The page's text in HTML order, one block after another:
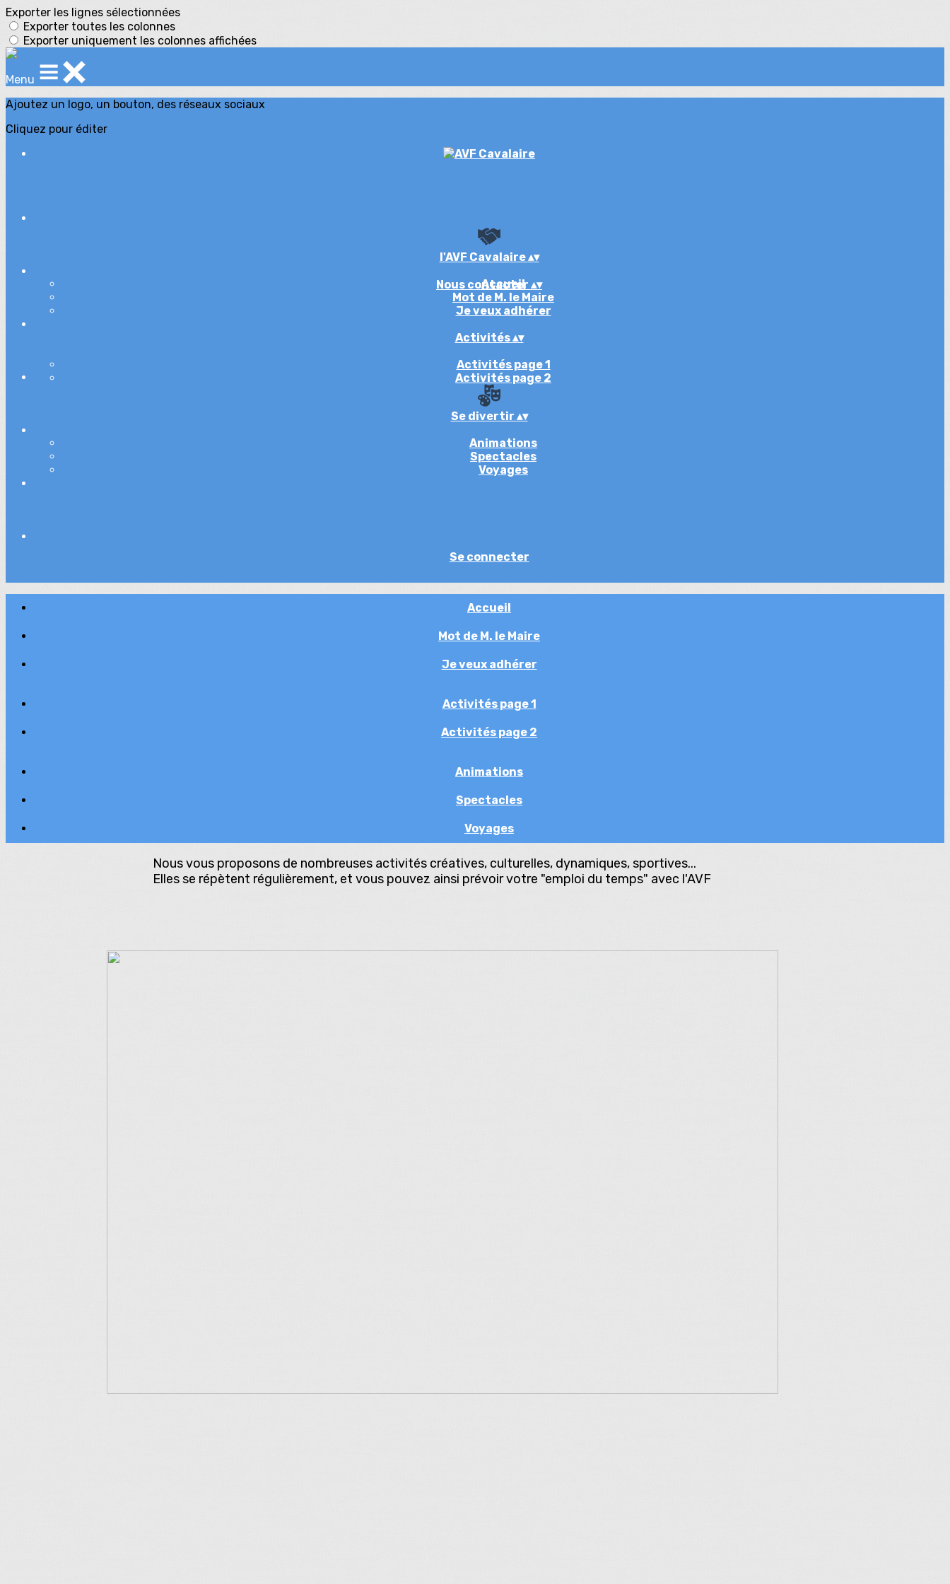
Exporter les lignes sélectionnées
Exporter toutes les colonnes
Exporter uniquement les colonnes affichées
Menu
Ajoutez un logo, un bouton, des réseaux sociaux
Cliquez pour éditer
l'AVF Cavalaire▴▾
Accueil
Mot de M. le Maire
Je veux adhérer
Nous contacter ▴▾
Activités▴▾
Activités page 1
Activités page 2
Se divertir ▴▾
Animations
Spectacles
Voyages
Se connecter
Accueil
Mot de M. le Maire
Je veux adhérer
Activités page 1
Activités page 2
Animations
Spectacles
Voyages
Nous vous proposons de nombreuses activités créatives, culturelles, dynamiques, sportives...
Elles se répètent régulièrement, et vous pouvez ainsi prévoir votre "emploi du temps" avec l'AVF